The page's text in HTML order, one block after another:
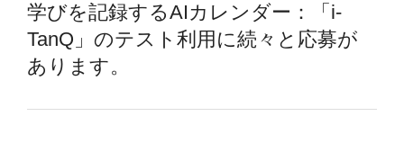
学びを記録するAIカレンダー：「i-
TanQ」のテスト利用に続々と応募が
あります。